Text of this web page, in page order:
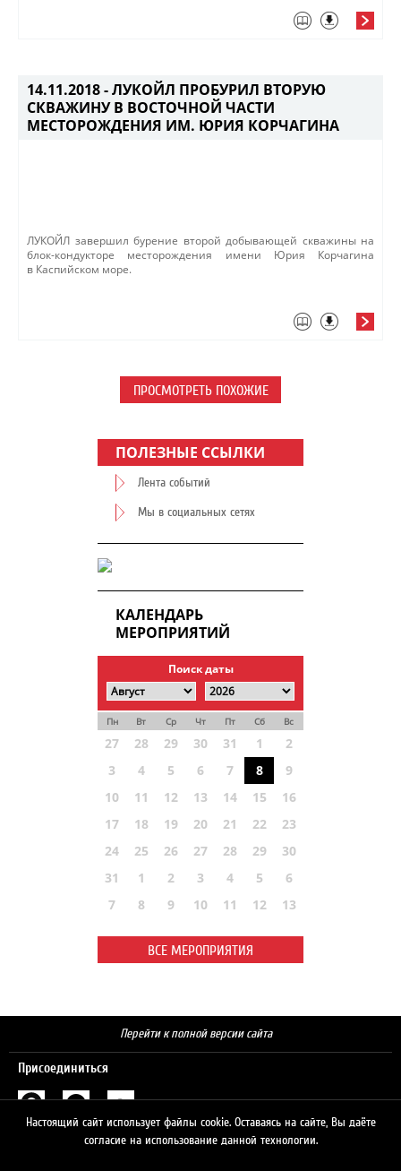
14.11.2018 -ЛУКОЙЛ ПРОБУРИЛ ВТОРУЮ
СКВАЖИНУ В ВОСТОЧНОЙ ЧАСТИ
МЕСТОРОЖДЕНИЯ ИМ. ЮРИЯ КОРЧАГИНА
ЛУКОЙЛ завершил бурение второй добывающей скважины на
блок-кондукторе месторождения имени Юрия Корчагина
в Каспийском море.
ПРОСМОТРЕТЬ ПОХОЖИЕ
ПОЛЕЗНЫЕ ССЫЛКИ
Лента событий
Мы в социальных сетях
КАЛЕНДАРЬ
МЕРОПРИЯТИЙ
Поиск даты
Пн Вт Ср Чт Пт Сб Вс
27 28 29 30 31 1
2
3
4 5 6 7 8
9
10
11 12 13 14 15
16
17
18 19 20 21 22
23
24
25 26 27 28 29
30
31
1 2 3 4 5
6
7
8 9 10 11 12 13
ВСЕ МЕРОПРИЯТИЯ
Перейти к полной версии сайта
Присоединиться
Настоящий сайт использует файлы cookie. Оставаясь на сайте, Вы даёте
согласие на использование данной технологии.